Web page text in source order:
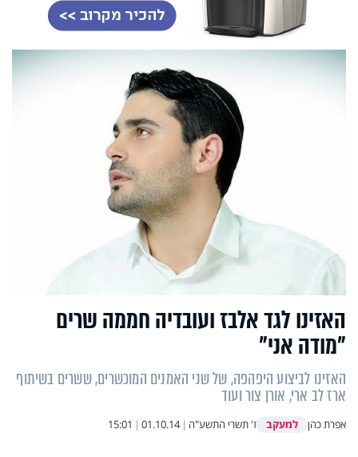
האזינו לגד אלבז ועובדיה חממה שרים
"מודה אני"
האזינו לביצוע היפהפה, של שני האמנים המוכשרים, ששרים בשיתוף
ארז לב ארי, אורן צור ועוד
אפרת כהן למעקב ז' תשרי התשע"ה |
01.10.14
|
15:01